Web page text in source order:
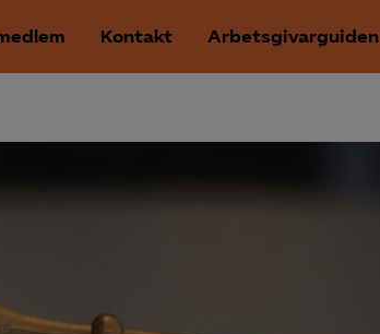
Kontakt Arbetsgivarguiden